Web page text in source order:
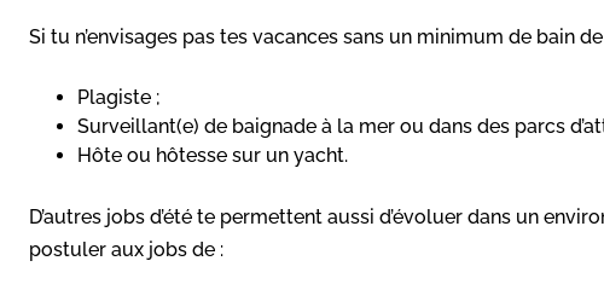
Si tu n’envisages pas tes vacances sans un minimum de bain
Plagiste ;
Surveillant(e) de baignade à la mer ou dans des parcs
Hôte ou hôtesse sur un yacht.
D’autres jobs d’été te permettent aussi d’évoluer dans un
postuler aux jobs de :